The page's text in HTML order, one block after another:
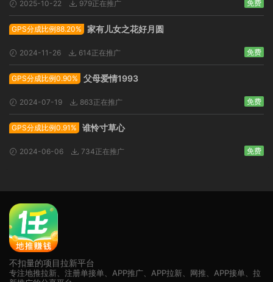
2025-10-22 979正在推广 免费
GPS分成比例88.20% 家有儿女之花好月圆
2024-11-26 614正在推广 免费
GPS分成比例0.90% 父母爱情1993
2024-07-19 863正在推广 免费
GPS分成比例0.91% 谁怜寸草心
2024-06-06 734正在推广 免费
不扣量的项目拉新平台
专注地推拉新、注册单接单、APP推广、APP拉新、网推、APP接单、拉